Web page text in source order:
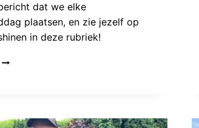
dat we elke
plaatsen, en zie jezelf op
in deze rubriek!